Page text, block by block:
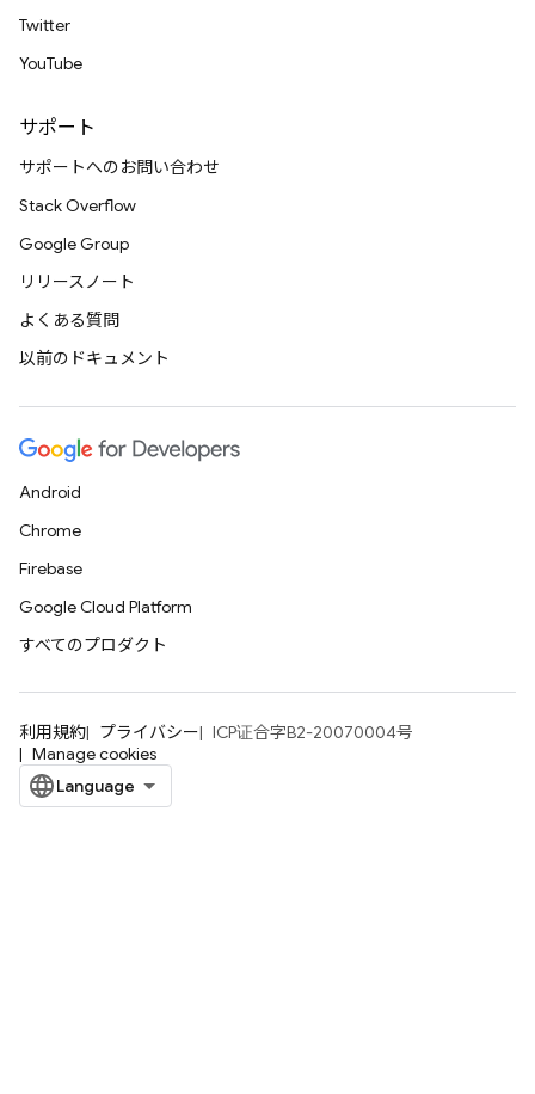
Twitter
YouTube
サポート
サポートへのお問い合わせ
Stack Overflow
Google Group
リリースノート
よくある質問
以前のドキュメント
Android
Chrome
Firebase
Google Cloud Platform
すべてのプロダクト
利用規約 プライバシー
ICP证合字B2-20070004号
Manage cookies